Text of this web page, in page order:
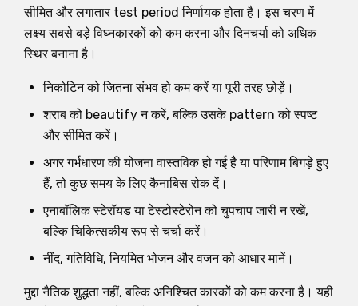
सीमित और लगातार test period निर्णायक होता है। इस चरण में
लक्ष्य सबसे बड़े विघ्नकारकों को कम करना और दिनचर्या को अधिक
स्थिर बनाना है।
निकोटिन को जितना संभव हो कम करें या पूरी तरह छोड़ें।
शराब को beautify न करें, बल्कि उसके pattern को स्पष्ट
और सीमित करें।
अगर गर्भधारण की योजना वास्तविक हो गई है या परिणाम बिगड़े हुए
हैं, तो कुछ समय के लिए कैनाबिस रोक दें।
एनाबॉलिक स्टेरॉयड या टेस्टोस्टेरोन को चुपचाप जारी न रखें,
बल्कि चिकित्सकीय रूप से चर्चा करें।
नींद, गतिविधि, नियमित भोजन और वजन को आधार मानें।
मुद्दा नैतिक शुद्धता नहीं, बल्कि अनिश्चित कारकों को कम करना है। यही